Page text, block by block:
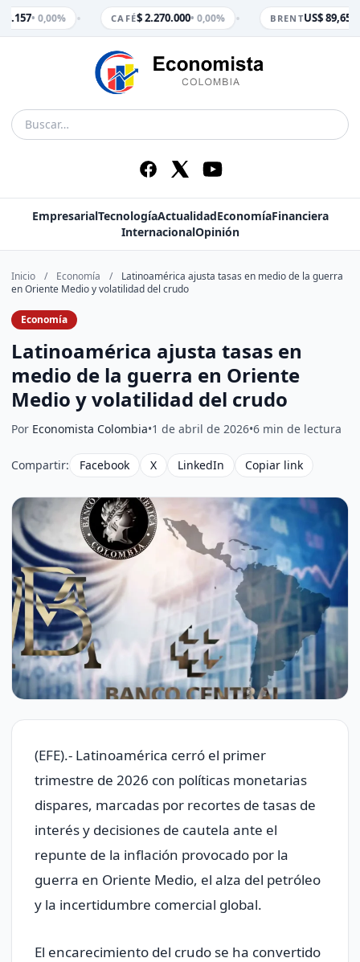
• 0,00% CAFÉ$ 2.270.000• 0,00% BRENT US$ 89,65•
EmpresarialTecnologíaActualidadEconomíaFinanciera
InternacionalOpinión
Inicio / Economía /
Latinoamérica ajusta tasas en medio de la guerra
en Oriente Medio y volatilidad del crudo
Economía
Latinoamérica ajusta tasas en
medio de la guerra en Oriente
Medio y volatilidad del crudo
Por Economista Colombia•1 de abril de 2026•6 min de lectura
Compartir: Facebook X LinkedIn Copiar link
(EFE).- Latinoamérica cerró el primer
trimestre de 2026 con políticas monetarias
dispares, marcadas por recortes de tasas de
interés y decisiones de cautela ante el
repunte de la inflación provocado por la
guerra en Oriente Medio, el alza del petróleo
y la incertidumbre comercial global.
El encarecimiento del crudo se ha convertido